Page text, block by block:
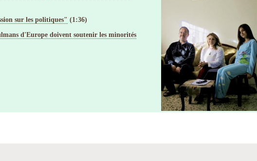
sur les politiques" (1:36)
d'Europe doivent soutenir les minorités